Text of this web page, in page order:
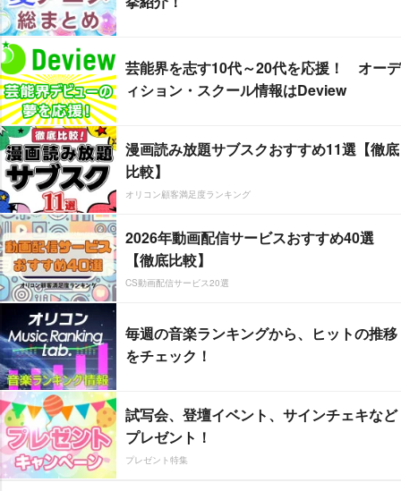
芸能界を志す10代～20代を応援！ オーデ
ィション・スクール情報はDeview
漫画読み放題サブスクおすすめ11選【徹底
比較】
オリコン顧客満足度ランキング
2026年動画配信サービスおすすめ40選
【徹底比較】
CS動画配信サービス20選
毎週の音楽ランキングから、ヒットの推移
をチェック！
試写会、登壇イベント、サインチェキなど
プレゼント！
プレゼント特集